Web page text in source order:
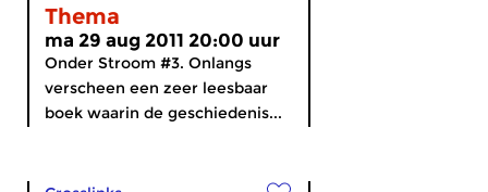
Thema
ma 29 aug 2011 20:00 uur
Onder Stroom #3. Onlangs
verscheen een zeer leesbaar
boek waarin de geschiedenis...